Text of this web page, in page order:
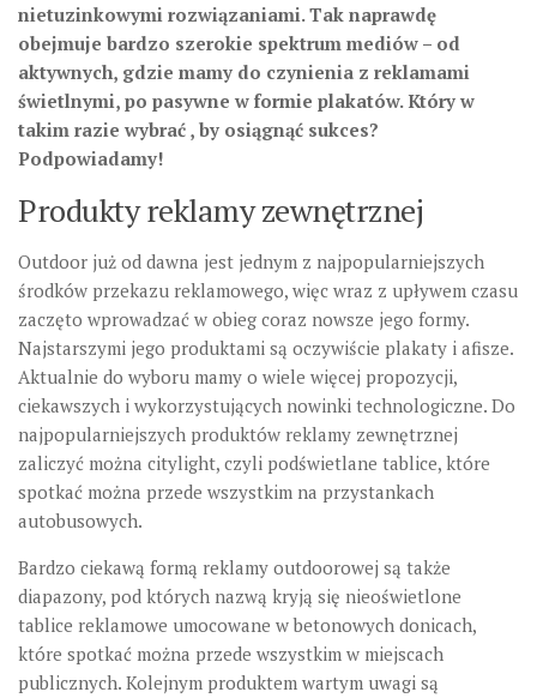
nietuzinkowymi rozwiązaniami. Tak naprawdę
obejmuje bardzo szerokie spektrum mediów – od
aktywnych, gdzie mamy do czynienia z reklamami
świetlnymi, po pasywne w formie plakatów. Który w
takim razie wybrać , by osiągnąć sukces?
Podpowiadamy!
Produkty reklamy zewnętrznej
Outdoor już od dawna jest jednym z najpopularniejszych
środków przekazu reklamowego, więc wraz z upływem czasu
zaczęto wprowadzać w obieg coraz nowsze jego formy.
Najstarszymi jego produktami są oczywiście plakaty i afisze.
Aktualnie do wyboru mamy o wiele więcej propozycji,
ciekawszych i wykorzystujących nowinki technologiczne. Do
najpopularniejszych produktów reklamy zewnętrznej
zaliczyć można citylight, czyli podświetlane tablice, które
spotkać można przede wszystkim na przystankach
autobusowych.
Bardzo ciekawą formą reklamy outdoorowej są także
diapazony, pod których nazwą kryją się nieoświetlone
tablice reklamowe umocowane w betonowych donicach,
które spotkać można przede wszystkim w miejscach
publicznych. Kolejnym produktem wartym uwagi są